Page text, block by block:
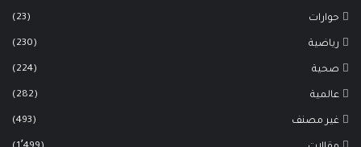
حوارات (23)
رياضية (230)
صحية (224)
عالمية (282)
غير مصنف (493)